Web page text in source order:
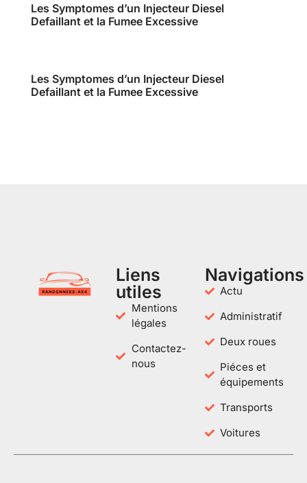
Les Symptomes d’un Injecteur Diesel
Defaillant et la Fumee Excessive
Les Symptomes d’un Injecteur Diesel
Defaillant et la Fumee Excessive
Liens
utiles
Mentions
légales
Contactez-
nous
Navigations
Actu
Administratif
Deux roues
Piéces et
équipements
Transports
Voitures